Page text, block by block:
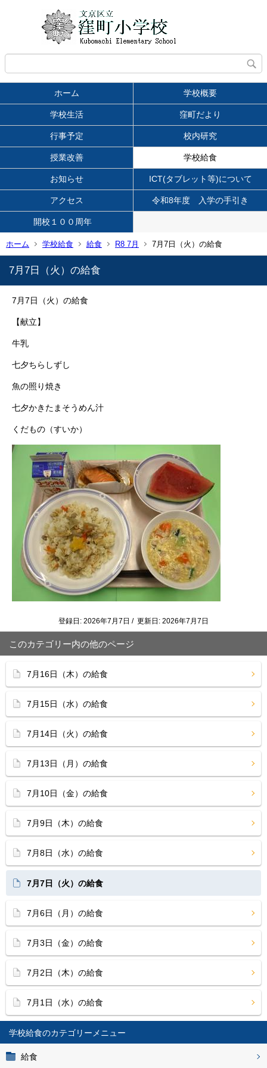
ホーム 学校概要
学校生活 窪町だより
行事予定 校内研究
授業改善 学校給食
お知らせ ICT(タブレット等)について
アクセス 令和8年度 入学の手引き
開校１００周年
ホーム 学校給食 給食 R8 7月 7月7日（火）の給食
学校給食
給食
7月7日（火）の給食
7月7日（火）の給食
【献立】
牛乳
七夕ちらしずし
魚の照り焼き
七夕かきたまそうめん汁
くだもの（すいか）
登録日: 2026年7月7日 / 更新日: 2026年7月7日
このカテゴリー内の他のページ
7月16日（木）の給食
7月15日（水）の給食
7月14日（火）の給食
7月13日（月）の給食
7月10日（金）の給食
7月9日（木）の給食
7月8日（水）の給食
7月7日（火）の給食
7月6日（月）の給食
7月3日（金）の給食
7月2日（木）の給食
7月1日（水）の給食